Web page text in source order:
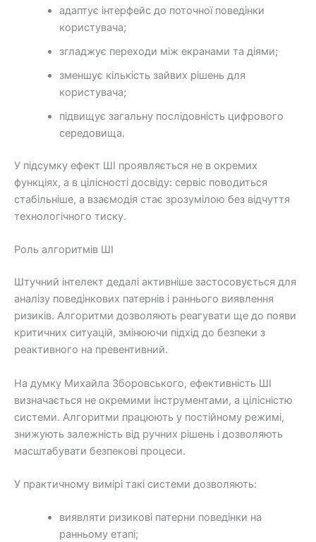
адаптує інтерфейс до поточної поведінки
користувача;
згладжує переходи між екранами та діями;
зменшує кількість зайвих рішень для
користувача;
підвищує загальну послідовність цифрового
середовища.
У підсумку ефект ШІ проявляється не в окремих
функціях, а в цілісності досвіду: сервіс поводиться
стабільніше, а взаємодія стає зрозумілою без відчуття
технологічного тиску.
Роль алгоритмів ШІ
Штучний інтелект дедалі активніше застосовується для
аналізу поведінкових патернів і раннього виявлення
ризиків. Алгоритми дозволяють реагувати ще до появи
критичних ситуацій, змінюючи підхід до безпеки з
реактивного на превентивний.
На думку Михайла Зборовського, ефективність ШІ
визначається не окремими інструментами, а цілісністю
системи. Алгоритми працюють у постійному режимі,
знижують залежність від ручних рішень і дозволяють
масштабувати безпекові процеси.
У практичному вимірі такі системи дозволяють:
виявляти ризикові патерни поведінки на
ранньому етапі;